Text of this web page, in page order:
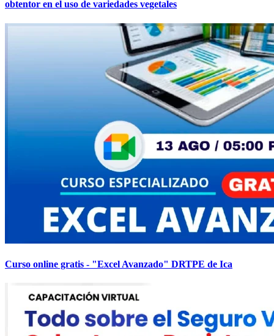
obtentor en el uso de variedades vegetales
Curso online gratis - "Excel Avanzado" DRTPE de Ica